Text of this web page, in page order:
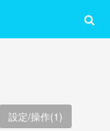
設定/操作(1)